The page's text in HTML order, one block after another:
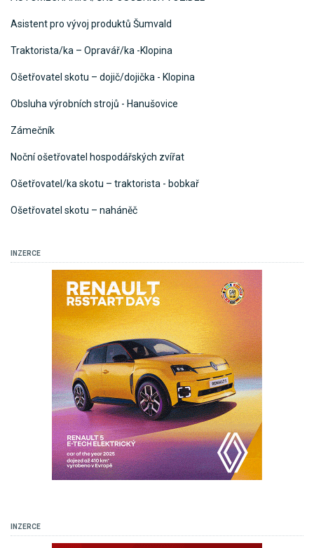
Asistent pro vývoj produktů Šumvald
Traktorista/ka – Opravář/ka -Klopina
Ošetřovatel skotu – dojič/dojička - Klopina
Obsluha výrobních strojů - Hanušovice
Zámečník
Noční ošetřovatel hospodářských zvířat
Ošetřovatel/ka skotu – traktorista - bobkař
Ošetřovatel skotu – naháněč
INZERCE
INZERCE